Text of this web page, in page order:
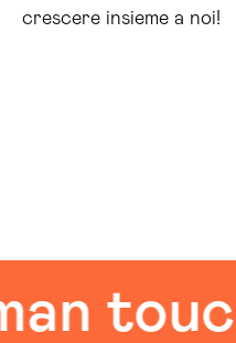
crescere insieme a noi!
touch